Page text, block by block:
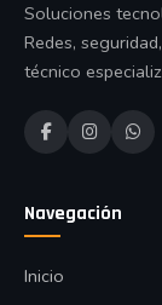
Soluciones
Redes,
técnico
Navegación
Inicio